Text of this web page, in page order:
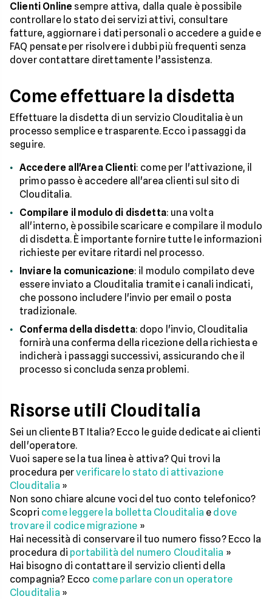
Clienti Online sempre attiva, dalla quale è possibile
controllare lo stato dei servizi attivi, consultare
fatture, aggiornare i dati personali o accedere a guide e
FAQ pensate per risolvere i dubbi più frequenti senza
dover contattare direttamente l’assistenza.
Come effettuare la disdetta
Effettuare la disdetta di un servizio Clouditalia è un
processo semplice e trasparente. Ecco i passaggi da
seguire.
Accedere all'Area Clienti: come per l'attivazione, il
primo passo è accedere all'area clienti sul sito di
Clouditalia.
Compilare il modulo di disdetta: una volta
all'interno, è possibile scaricare e compilare il modulo
di disdetta. È importante fornire tutte le informazioni
richieste per evitare ritardi nel processo.
Inviare la comunicazione: il modulo compilato deve
essere inviato a Clouditalia tramite i canali indicati,
che possono includere l'invio per email o posta
tradizionale.
Conferma della disdetta: dopo l'invio, Clouditalia
fornirà una conferma della ricezione della richiesta e
indicherà i passaggi successivi, assicurando che il
processo si concluda senza problemi.
Risorse utili Clouditalia
Sei un cliente BT Italia? Ecco le guide dedicate ai clienti
dell'operatore.
Vuoi sapere se la tua linea è attiva? Qui trovi la
procedura perverificare lo stato di attivazione
Clouditalia »
Non sono chiare alcune voci del tuo conto telefonico?
Scopri come leggere la bolletta Clouditalia e dove
trovare il codice migrazione »
Hai necessità di conservare il tuo numero fisso? Ecco la
procedura di portabilità del numero Clouditalia »
Hai bisogno di contattare il servizio clienti della
compagnia? Ecco come parlare con un operatore
Clouditalia »